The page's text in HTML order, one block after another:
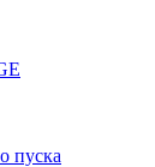
пуска